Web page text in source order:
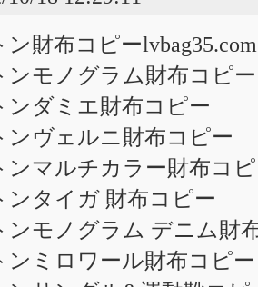
ン財布コピー
ンモノグラム財布コピー
ンダミエ財布コピー
ンヴェルニ財布コピー
ンマルチカラー財布コ
ンタイガ 財布コピー
ンモノグラム デニム財
ンミロワール財布コピー